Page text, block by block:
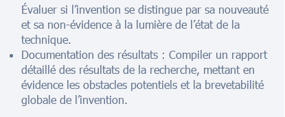
Évaluer si l’invention se distingue par sa nouveauté
et sa non-évidence à la lumière de l’état de la
technique.
Documentation des résultats : Compiler un rapport
détaillé des résultats de la recherche, mettant en
évidence les obstacles potentiels et la brevetabilité
globale de l’invention.